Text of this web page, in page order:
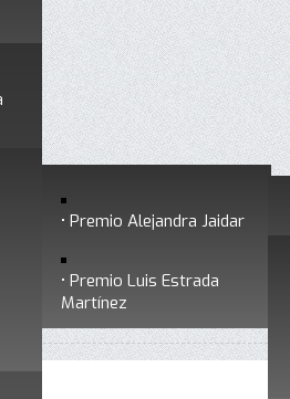
Premio Alejandra Jaidar
Premio Luis Estrada
Martínez
Científica 2025